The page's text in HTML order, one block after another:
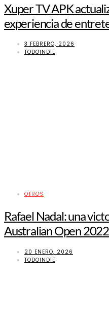
Xuper TV APK
experiencia de
3 FEBRERO, 2026
TODOINDIE
OTROS
Rafael Nadal: una
Australian Open
20 ENERO, 2026
TODOINDIE